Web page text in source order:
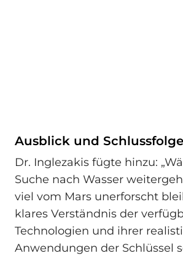
Ausblick und
Dr. Inglezakis fügte hinzu:
Suche nach Wasser
viel vom Mars unerforscht
klares Verständnis der
Technologien und ihrer
Anwendungen der Schlüssel